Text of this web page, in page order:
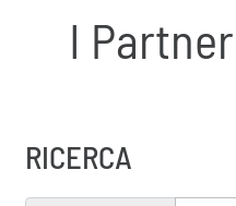
I Partner
RICERCA